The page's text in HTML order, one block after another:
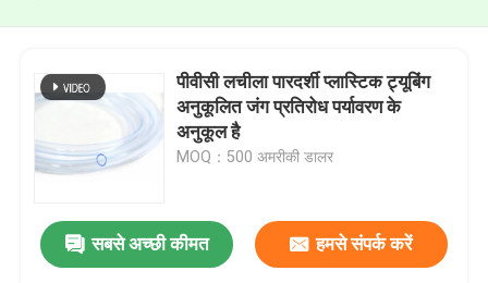
पीवीसी लचीला पारदर्शी प्लास्टिक ट्यूबिंग
अनुकूलित जंग प्रतिरोध पर्यावरण के
अनुकूल है
MOQ：500 अमरीकी डालर
सबसे अच्छी कीमत हमसे संपर्क करें